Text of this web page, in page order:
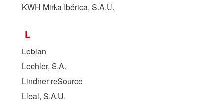
KWH Mirka Ibérica, S.A.U.
L
Leblan
Lechler, S.A.
Lindner reSource
Lleal, S.A.U.